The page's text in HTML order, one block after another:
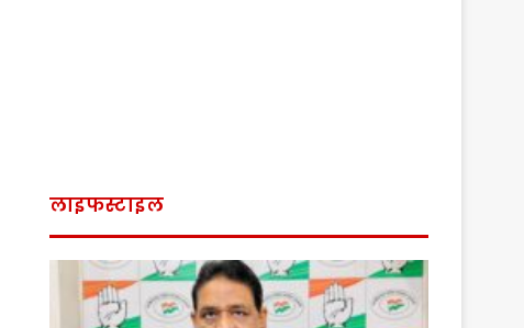
लाइफस्टाइल